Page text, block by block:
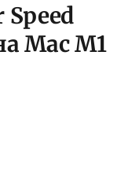
Speed
Mac M1